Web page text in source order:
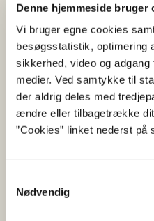
Denne hjemmeside bruger
Vi bruger egne cookies
besøgsstatistik, optimering
sikkerhed, video og
medier. Ved samtykke til
der aldrig deles med
ændre eller tilbagetrække
”Cookies” linket nederst på
Nødvendig
med/uden bælg ( Pisum
sativum), linser
Bælgfrugter (tørrede)
Tørrede bønner, tørrede